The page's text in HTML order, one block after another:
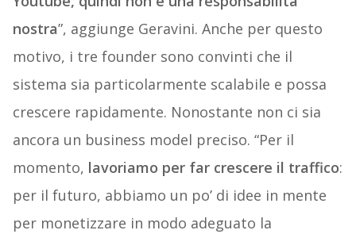
nostra”, aggiunge Geravini. Anche per questo
motivo, i tre founder sono convinti che il
sistema sia particolarmente scalabile e possa
crescere rapidamente. Nonostante non ci sia
ancora un business model preciso. “Per il
momento, lavoriamo per far crescere il traffico:
per il futuro, abbiamo un po’ di idee in mente
per monetizzare in modo adeguato la